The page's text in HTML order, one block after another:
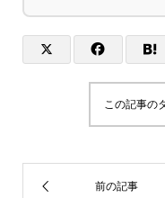
この記事の